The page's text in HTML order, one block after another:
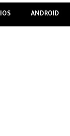
ANDROID
IOS